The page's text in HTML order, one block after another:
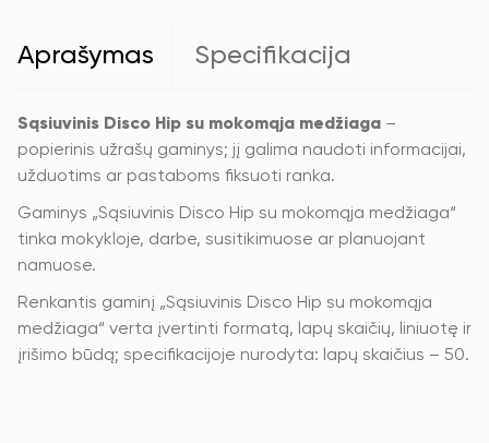
klasės),
50
Aprašymas Specifikacija
Sąsiuvinis Disco Hip su mokomąja medžiaga –
popierinis užrašų gaminys; jį galima naudoti informacijai,
užduotims ar pastaboms fiksuoti ranka.
Gaminys „Sąsiuvinis Disco Hip su mokomąja medžiaga“
tinka mokykloje, darbe, susitikimuose ar planuojant
namuose.
Renkantis gaminį „Sąsiuvinis Disco Hip su mokomąja
medžiaga“ verta įvertinti formatą, lapų skaičių, liniuotę ir
įrišimo būdą; specifikacijoje nurodyta: lapų skaičius – 50.